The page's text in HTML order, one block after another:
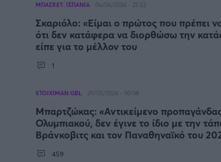
ΜΠΑΣΚΕΤ: ΙΣΠΑΝΙΑ 06/06/2026 - 22:52
Σκαριόλο: «Είμαι ο πρώτος που πρέπει
ότι δεν κατάφερα να διορθώσω την
είπε για το μέλλον του
1
STOIXIMAN GBL 29/05/2026 - 00:08
Μπαρτζώκας: «Αντικείμενο
Ολυμπιακού, δεν έγινε το ίδιο με την
Βράνκοβιτς και τον Παναθηναϊκό του
459